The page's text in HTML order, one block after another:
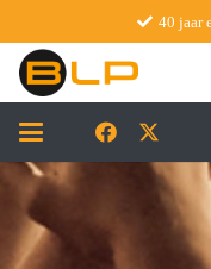
40 jaar